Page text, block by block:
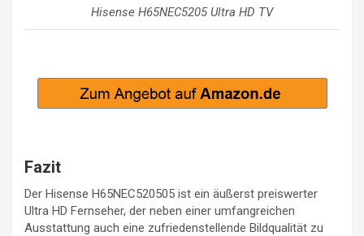
Hisense H65NEC5205 Ultra HD TV
Fazit
Der Hisense H65NEC520505 ist ein äußerst preiswerter
Ultra HD Fernseher, der neben einer umfangreichen
Ausstattung auch eine zufriedenstellende Bildqualität zu